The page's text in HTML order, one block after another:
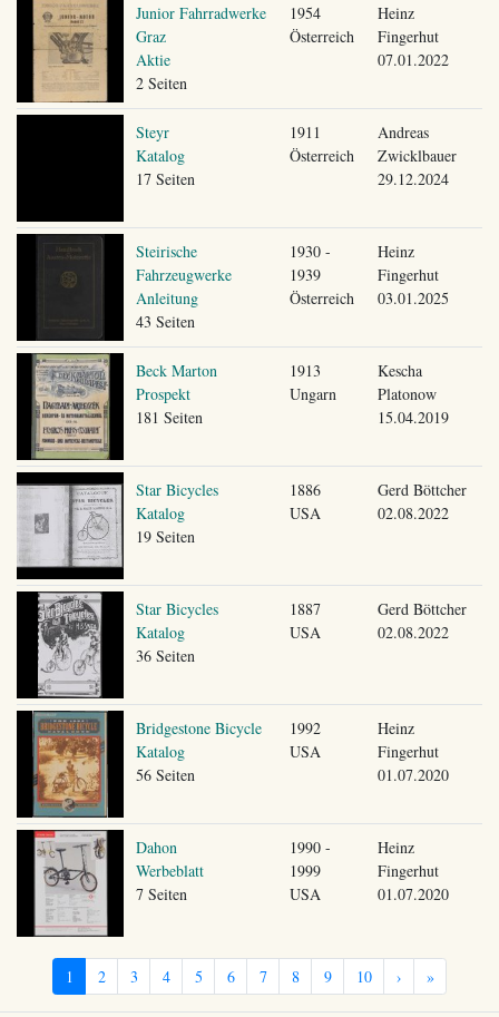
Junior Fahrradwerke
Graz
Aktie
2 Seiten
1954
Österreich
Heinz
Fingerhut
07.01.2022
Steyr
Katalog
17 Seiten
1911
Österreich
Andreas
Zwicklbauer
29.12.2024
Steirische
Fahrzeugwerke
Anleitung
43 Seiten
1930 -
1939
Österreich
Heinz
Fingerhut
03.01.2025
Beck Marton
Prospekt
181 Seiten
1913
Ungarn
Kescha
Platonow
15.04.2019
Star Bicycles
Katalog
19 Seiten
1886
USA
Gerd Böttcher
02.08.2022
Star Bicycles
Katalog
36 Seiten
1887
USA
Gerd Böttcher
02.08.2022
Bridgestone Bicycle
Katalog
56 Seiten
1992
USA
Heinz
Fingerhut
01.07.2020
Dahon
Werbeblatt
7 Seiten
1990 -
1999
USA
Heinz
Fingerhut
01.07.2020
1 2 3 4 5 6 7 8 9 10 › »